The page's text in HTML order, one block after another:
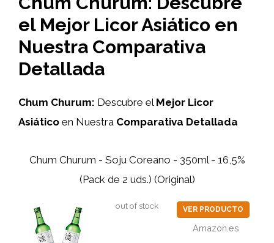
el Mejor Licor Asiático en
Nuestra Comparativa
Detallada
Chum Churum: Descubre el Mejor Licor
Asiático en Nuestra Comparativa Detallada
Chum Churum - Soju Coreano - 350ml - 16,5%
(Pack de 2 uds.) (Original)
out of stock VER PRODUCTO
Amazon.es